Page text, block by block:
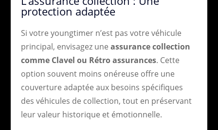
protection adaptée
Si votre youngtimer n’est pas votre véhicule
principal, envisagez une assurance collection
comme Clavel ou Rétro assurances. Cette
option souvent moins onéreuse offre une
couverture adaptée aux besoins spécifiques
des véhicules de collection, tout en préservant
leur valeur historique et émotionnelle.